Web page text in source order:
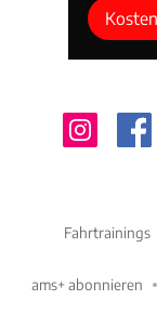
Fahrtrainings
ams+ abonnieren